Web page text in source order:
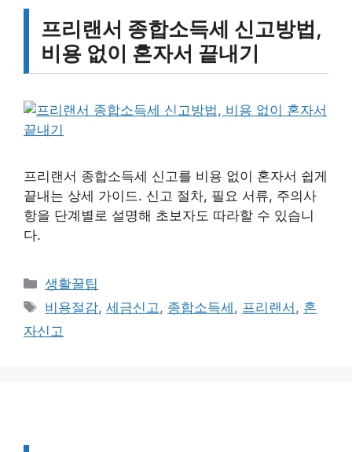
프리랜서 종합소득세 신고방법,
비용 없이 혼자서 끝내기
프리랜서 종합소득세 신고를 비용 없이 혼자서 쉽게
끝내는 상세 가이드. 신고 절차, 필요 서류, 주의사
항을 단계별로 설명해 초보자도 따라할 수 있습니
다.
카
테
리
생활꿀팁
태
그
비용절감,세금신고, 종합소득세 , 프리랜서 , 혼
자신고